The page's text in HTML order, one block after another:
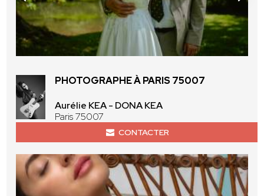
PHOTOGRAPHE À PARIS 75007
Aurélie KEA - DONA KEA
Paris 75007
CONTACTER